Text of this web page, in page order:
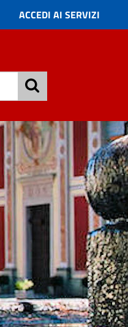
ACCEDI AI SERVIZI